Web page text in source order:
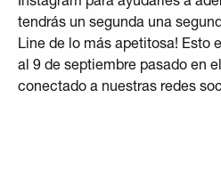
tendrás un segunda una
Line de lo más apetitosa! Esto
al 9 de septiembre pasado en
conectado a nuestras redes